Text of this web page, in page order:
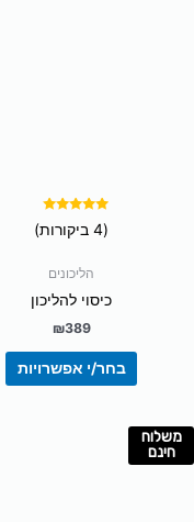
5.00
(4 ביקורות)
הליכונים
כיסוי להליכון
₪389
בחר/י אפשרויות
המוצר
משלוח
חינם